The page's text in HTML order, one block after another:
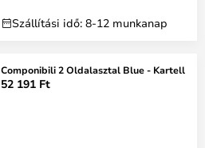
Szállítási idő: 8-12 munkanap
Componibili 2 Oldalasztal Blue - Kartell
52 191 Ft